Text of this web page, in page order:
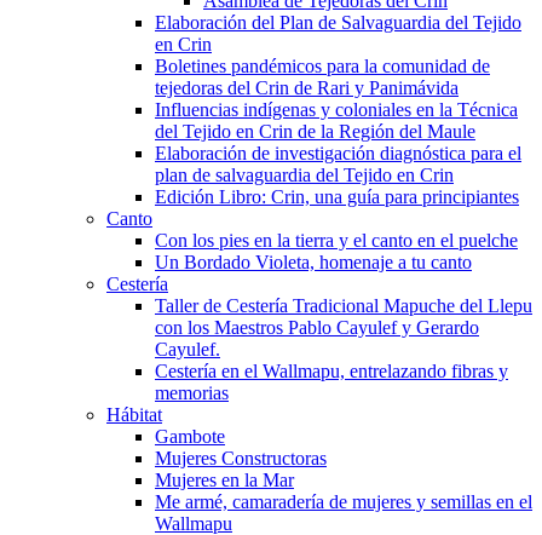
Elaboración del Plan de Salvaguardia del Tejido
en Crin
Boletines pandémicos para la comunidad de
tejedoras del Crin de Rari y Panimávida
Influencias indígenas y coloniales en la Técnica
del Tejido en Crin de la Región del Maule
Elaboración de investigación diagnóstica para el
plan de salvaguardia del Tejido en Crin
Edición Libro: Crin, una guía para principiantes
Canto
Con los pies en la tierra y el canto en el puelche
Un Bordado Violeta, homenaje a tu canto
Cestería
Taller de Cestería Tradicional Mapuche del Llepu
con los Maestros Pablo Cayulef y Gerardo
Cayulef.
Cestería en el Wallmapu, entrelazando fibras y
memorias
Hábitat
Gambote
Mujeres Constructoras
Mujeres en la Mar
Me armé, camaradería de mujeres y semillas en el
Wallmapu